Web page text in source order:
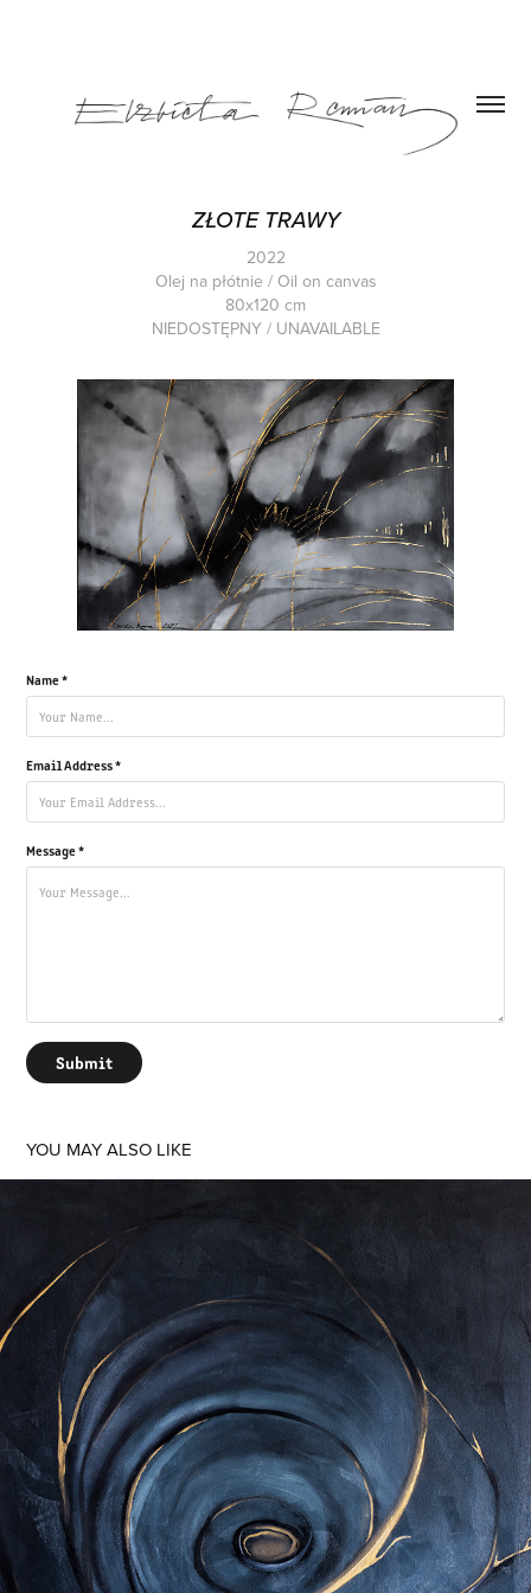
ZŁOTE TRAWY
2022
Olej na płótnie / Oil on canvas
80x120 cm
NIEDOSTĘPNY / UNAVAILABLE
Name *
Email Address *
Message *
Submit
YOU MAY ALSO LIKE
BLACK ROSE